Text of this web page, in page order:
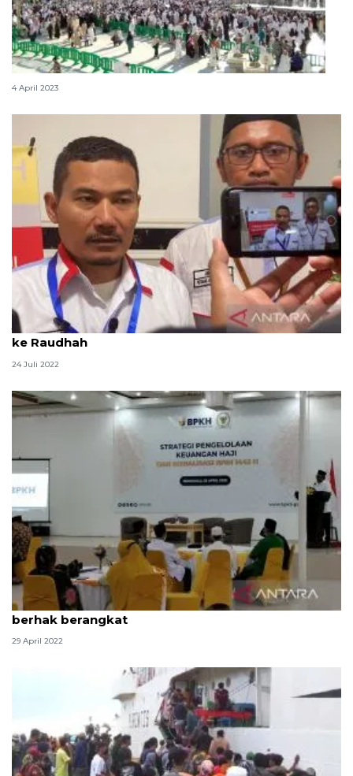
Meraih pahala setara haji lewat umrah Ramadhan
4 April 2023
Jamaah haji dipastikan dapat tasrih untuk masuk
ke Raudhah
24 Juli 2022
Kemenag segera rilis daftar jamaah haji yang
berhak berangkat
29 April 2022